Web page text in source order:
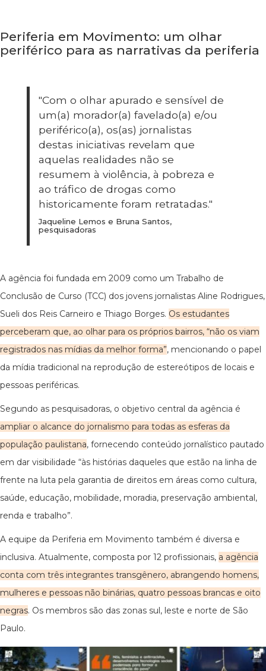
Periferia em Movimento: um olhar
periférico para as narrativas da periferia
"Com o olhar apurado e sensível de
um(a) morador(a) favelado(a) e/ou
periférico(a), os(as) jornalistas
destas iniciativas revelam que
aquelas realidades não se
resumem à violência, à pobreza e
ao tráfico de drogas como
historicamente foram retratadas."
Jaqueline Lemos e Bruna Santos,
pesquisadoras
A agência foi fundada em 2009 como um Trabalho de
Conclusão de Curso (TCC) dos jovens jornalistas Aline Rodrigues,
Sueli dos Reis Carneiro e Thiago Borges. Os estudantes
perceberam que, ao olhar para os próprios bairros, “não os viam
registrados nas mídias da melhor forma”, mencionando o papel
da mídia tradicional na reprodução de estereótipos de locais e
pessoas periféricas.
Segundo as pesquisadoras, o objetivo central da agência é
ampliar o alcance do jornalismo para todas as esferas da
população paulistana, fornecendo conteúdo jornalístico pautado
em dar visibilidade “às histórias daqueles que estão na linha de
frente na luta pela garantia de direitos em áreas como cultura,
saúde, educação, mobilidade, moradia, preservação ambiental,
renda e trabalho”.
A equipe da Periferia em Movimento também é diversa e
inclusiva. Atualmente, composta por 12 profissionais, a agência
conta com três integrantes transgênero, abrangendo homens,
mulheres e pessoas não binárias, quatro pessoas brancas e oito
negras. Os membros são das zonas sul, leste e norte de São
Paulo.